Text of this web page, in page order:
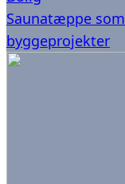
Saunatæppe
byggeprojekter